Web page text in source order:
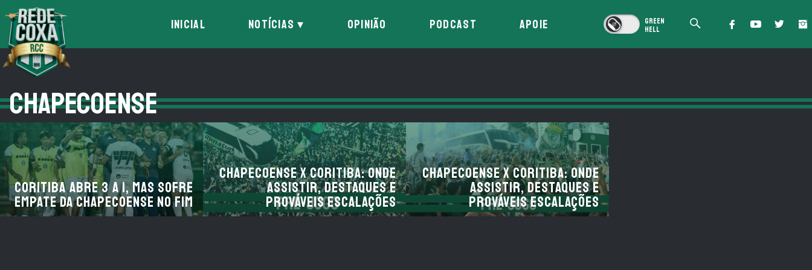
INICIAL NOTÍCIAS OPINIÃO PODCAST APOIE
CHAPECOENSE
Coritiba abre 3 a 1, mas sofre
empate da Chapecoense no fim
Chapecoense x Coritiba: onde
assistir, destaques e
prováveis escalações
Chapecoense x Coritiba: onde
assistir, destaques e
prováveis escalações